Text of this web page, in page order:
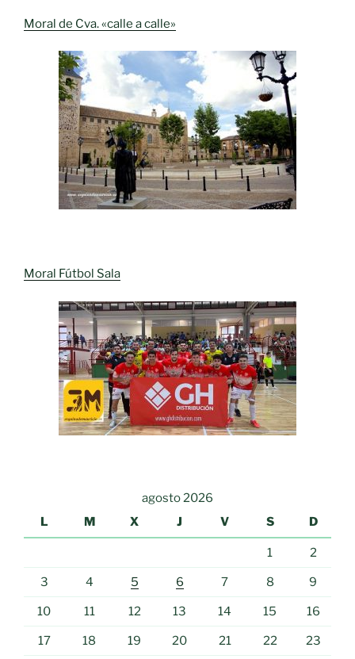
Moral de Cva. «calle a calle»
Moral Fútbol Sala
agosto 2026
L
M X J V S D
1 2
3 4 5 6 7 8 9
10 11 12 13 14 15 16
17 18 19 20 21 22 23